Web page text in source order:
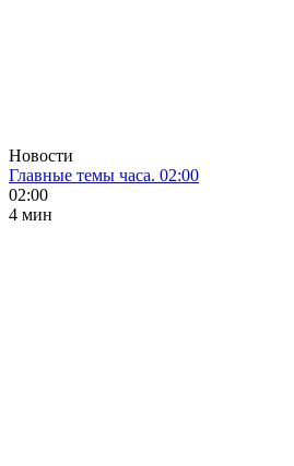
Новости
Главные темы часа. 02:00
02:00
4 мин